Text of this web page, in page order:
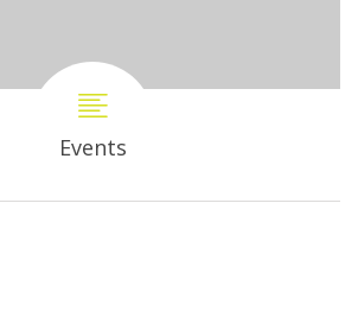
Events